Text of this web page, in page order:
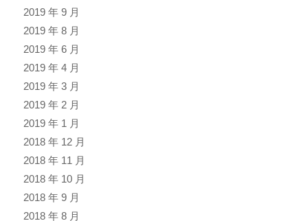
2019 年 9 月
2019 年 8 月
2019 年 6 月
2019 年 4 月
2019 年 3 月
2019 年 2 月
2019 年 1 月
2018 年 12 月
2018 年 11 月
2018 年 10 月
2018 年 9 月
2018 年 8 月